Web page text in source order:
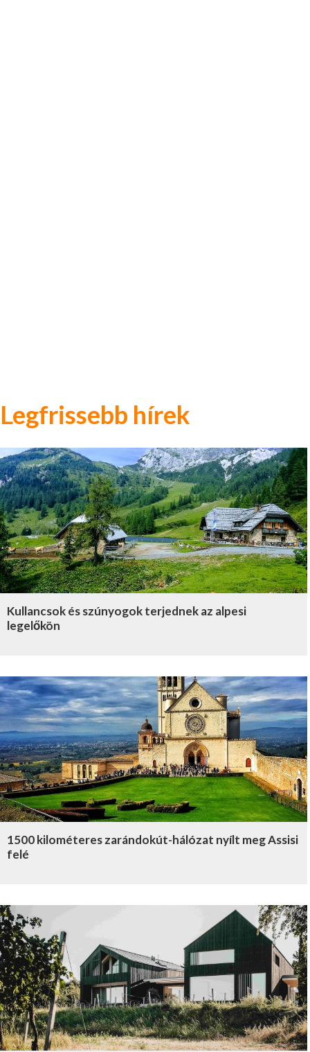
Legfrissebb hírek
Kullancsok és szúnyogok terjednek az alpesi
legelőkön
1500 kilométeres zarándokút-hálózat nyílt meg Assisi
felé